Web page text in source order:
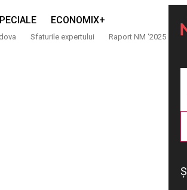
ECONOMIX+
Sfaturile expertului Raport NM ‘2025